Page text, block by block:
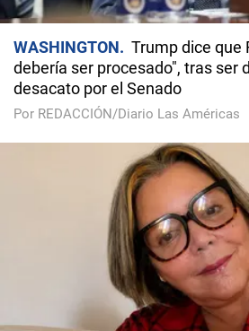
WASHINGTON
Trump dice que
debería ser procesado", tras ser
desacato por el Senado
Por REDACCIÓN/Diario Las Américas